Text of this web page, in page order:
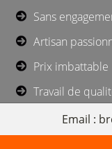
Sans
Artisan
Prix imbattable
Travail de
Email :